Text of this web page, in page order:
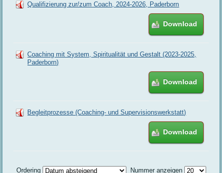
Qualifizierung zur/zum Coach, 2024-2026, Paderborn
Download
Coaching mit System, Spiritualität und Gestalt (2023-2025,
Paderborn)
Download
Begleitprozesse (Coaching- und Supervisionswerkstatt)
Download
Ordering Nummer anzeigen